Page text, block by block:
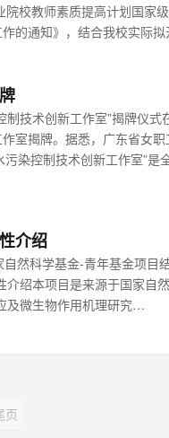
校教师素质提高计划国家
的通知》，结合我校实际拟
技术创新工作室”揭牌仪式
室揭牌。据悉，广东省女职
染控制技术创新工作室”是
介绍
然科学基金-青年基金项目
绍本项目是来源于国家自
及微生物作用机理研究
页